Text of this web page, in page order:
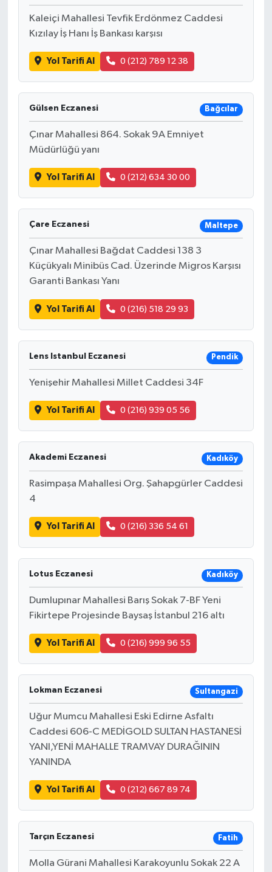
Kaleiçi Mahallesi Tevfik Erdönmez Caddesi
Kızılay İş Hanı İş Bankası karşısı
Yol Tarifi Al 0 (212) 789 12 38
Gülsen Eczanesi Bağcılar
Çınar Mahallesi 864. Sokak 9A Emniyet
Müdürlüğü yanı
Yol Tarifi Al 0 (212) 634 30 00
Çare Eczanesi Maltepe
Çınar Mahallesi Bağdat Caddesi 138 3
Küçükyalı Minibüs Cad. Üzerinde Migros Karşısı
Garanti Bankası Yanı
Yol Tarifi Al 0 (216) 518 29 93
Lens Istanbul Eczanesi Pendik
Yenişehir Mahallesi Millet Caddesi 34F
Yol Tarifi Al 0 (216) 939 05 56
Akademi Eczanesi Kadıköy
Rasimpaşa Mahallesi Org. Şahapgürler Caddesi
4
Yol Tarifi Al 0 (216) 336 54 61
Lotus Eczanesi Kadıköy
Dumlupınar Mahallesi Barış Sokak 7-BF Yeni
Fikirtepe Projesinde Baysaş İstanbul 216 altı
Yol Tarifi Al 0 (216) 999 96 55
Lokman Eczanesi Sultangazi
Uğur Mumcu Mahallesi Eski Edirne Asfaltı
Caddesi 606-C MEDİGOLD SULTAN HASTANESİ
YANI,YENİ MAHALLE TRAMVAY DURAĞININ
YANINDA
Yol Tarifi Al 0 (212) 667 89 74
Tarçın Eczanesi Fatih
Molla Gürani Mahallesi Karakoyunlu Sokak 22 A